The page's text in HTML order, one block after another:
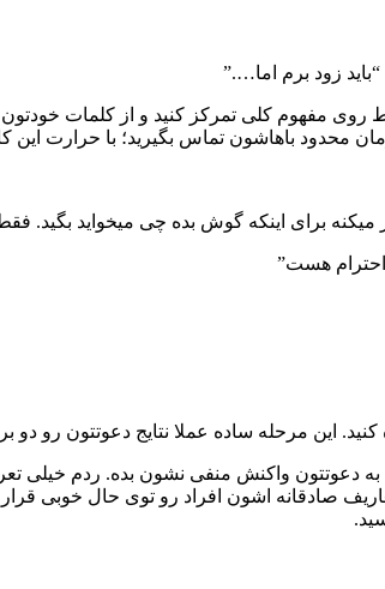
زود برم اما….”
روی مفهوم کلی تمرکز کنید و از کلمات
محدود باهاشون تماس بگیرید؛ با حرارت این
برای اینکه گوش بده چی میخواید بگید.
احترام هست”
این مرحله ساده عملا نتایج دعوتتون رو دو
واکنش منفی نشون بده. ردم خیلی
صادقانه اشون افراد رو توی حال خوبی